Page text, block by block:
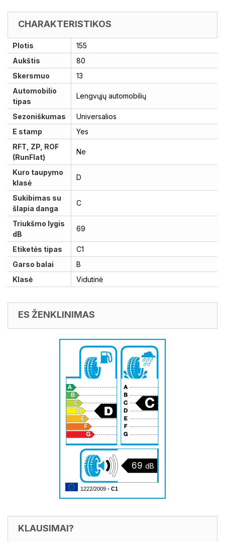
CHARAKTERISTIKOS
Plotis
155
Aukštis
80
Skersmuo
13
Automobilio
tipas
Lengvųjų automobilių
Sezoniškumas
Universalios
E stamp
Yes
RFT, ZP, ROF
(RunFlat)
Ne
Kuro taupymo
klasė
D
Sukibimas su
šlapia danga
C
Triukšmo lygis
dB
69
Etiketės tipas
C1
Garso balai
B
Klasė
Vidutinė
ES ŽENKLINIMAS
69 dB
1222/2009 - C1
KLAUSIMAI?